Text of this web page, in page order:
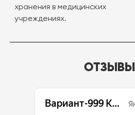
хранения в медицинских
учреждениях.
ОТЗЫВЫ